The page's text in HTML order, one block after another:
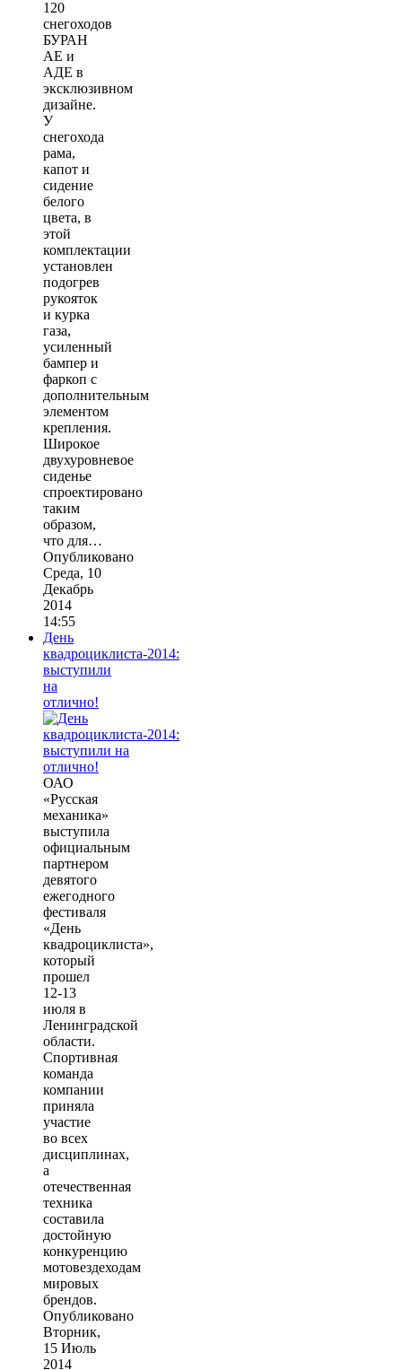
120
снегоходов
БУРАН
АЕ и
АДЕ в
эксклюзивном
дизайне.
У
снегохода
рама,
капот и
сидение
белого
цвета, в
этой
комплектации
установлен
подогрев
рукояток
и курка
газа,
усиленный
бампер и
фаркоп с
дополнительным
элементом
крепления.
Широкое
двухуровневое
сиденье
спроектировано
таким
образом,
что для…
Опубликовано
Среда, 10
Декабрь
2014
14:55
День
квадроциклиста-2014:
выступили
на
отлично!
ОАО
«Русская
механика»
выступила
официальным
партнером
девятого
ежегодного
фестиваля
«День
квадроциклиста»,
который
прошел
12-13
июля в
Ленинградской
области.
Спортивная
команда
компании
приняла
участие
во всех
дисциплинах,
а
отечественная
техника
составила
достойную
конкуренцию
мотовездеходам
мировых
брендов.
Опубликовано
Вторник,
15 Июль
2014